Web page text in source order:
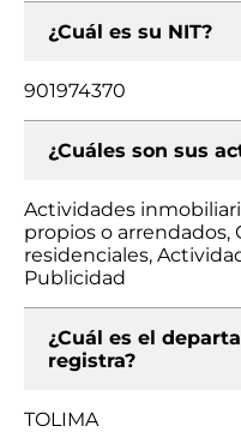
¿Cuál es su NIT?
901974370
¿Cuáles son sus
Actividades
propios o
residenciales,
Publicidad
¿Cuál es el
registra?
TOLIMA